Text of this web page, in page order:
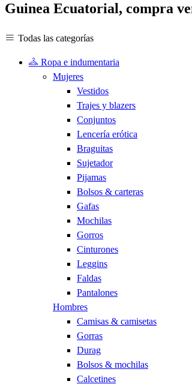
Guinea Ecuatorial, compra
Todas las categorías
Ropa e indumentaria
Mujeres
Vestidos
Trajes y blazers
Conjuntos
Lencería erótica
Braguitas
Sujetador
Pijamas
Bolsos & carteras
Gafas
Mochilas
Gorros
Cinturones
Leggins
Faldas
Pantalones
Hombres
Camisas & camisetas
Gorras
Durag
Bolsos & mochilas
Calcetines